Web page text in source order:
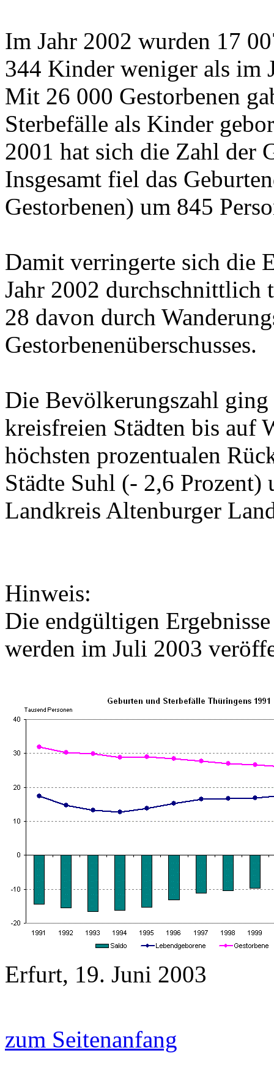
Im Jahr 2002 wurden 17
344 Kinder weniger als im
Mit 26 000 Gestorbenen
Sterbefälle als Kinder
2001 hat sich die Zahl der
Insgesamt fiel das
Gestorbenen) um 845
Damit verringerte sich die
Jahr 2002 durchschnittlich
28 davon durch
Gestorbenenüberschusses.
Die Bevölkerungszahl
kreisfreien Städten bis auf
höchsten prozentualen
Städte Suhl (- 2,6 Prozent)
Landkreis Altenburger
Hinweis:
Die endgültigen
werden im Juli 2003
Erfurt, 19. Juni 2003
zum Seitenanfang